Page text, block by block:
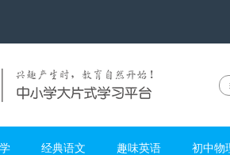
经典语文 趣味英语 初中物